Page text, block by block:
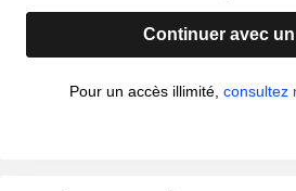
Continuer avec un
Pour un accès illimité, consultez